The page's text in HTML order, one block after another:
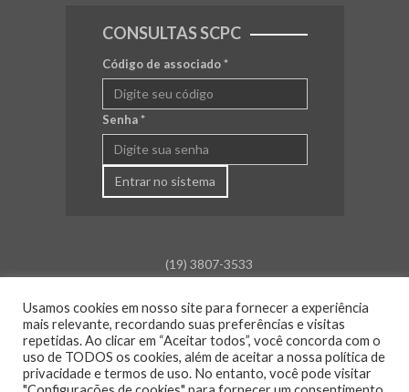
CONSULTAS SCPC
Código de associado*
Senha*
Entrar no sistema
(19) 3807-3533
Rua Barão de Campinas, 675
Centro - Amparo - SP
Atendimento:
Usamos cookies em nosso site para fornecer a experiência
mais relevante, recordando suas preferências e visitas
repetidas. Ao clicar em “Aceitar todos”, você concorda com o
uso de TODOS os cookies, além de aceitar a nossa política de
privacidade e termos de uso. No entanto, você pode visitar